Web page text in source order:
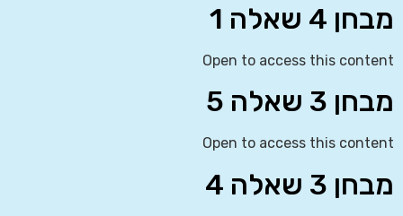
מבחן 4 שאלה 1
Open to access this content
מבחן 3 שאלה 5
Open to access this content
מבחן 3 שאלה 4